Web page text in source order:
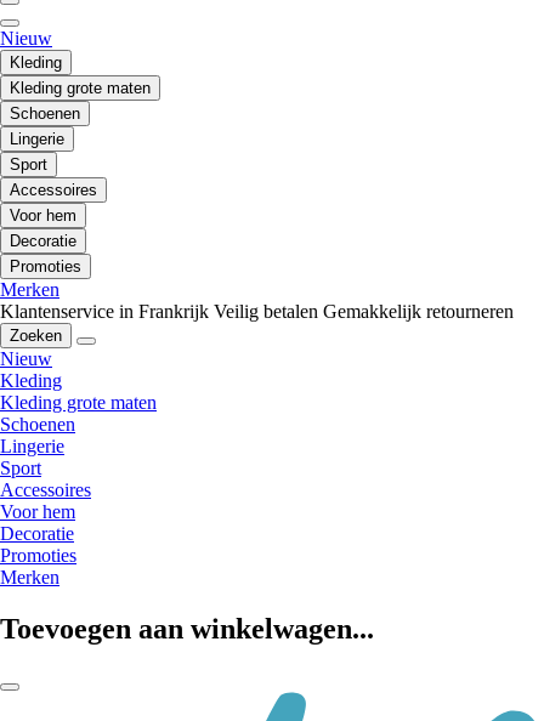
Nieuw
Kleding
Kleding grote maten
Schoenen
Lingerie
Sport
Accessoires
Voor hem
Decoratie
Promoties
Merken
Klantenservice in Frankrijk Veilig betalen Gemakkelijk retourneren
Zoeken
Nieuw
Kleding
Kleding grote maten
Schoenen
Lingerie
Sport
Accessoires
Voor hem
Decoratie
Promoties
Merken
Toevoegen aan winkelwagen...